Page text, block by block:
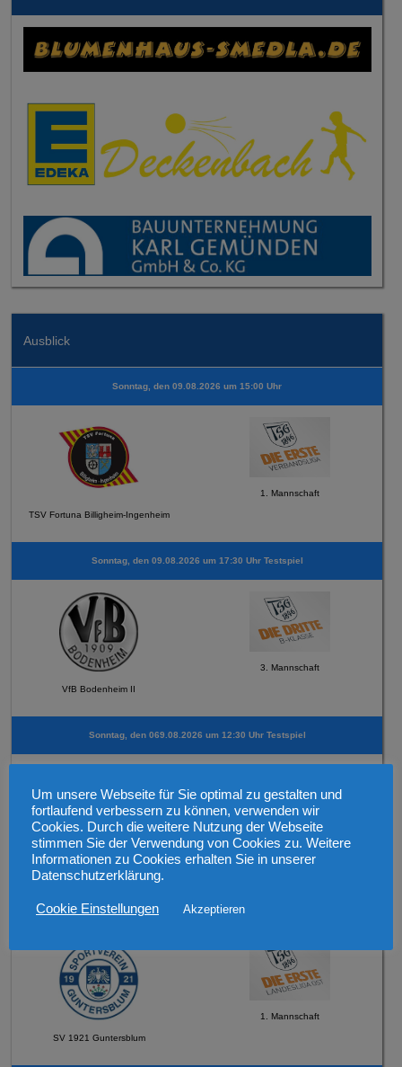
Ausblick
Sonntag, den 09.08.2026 um 15:00 Uhr
TSV Fortuna Billigheim-Ingenheim
1. Mannschaft
Sonntag, den 09.08.2026 um 17:30 Uhr Testspiel
VfB Bodenheim II
3. Mannschaft
Sonntag, den 069.08.2026 um 12:30 Uhr Testspiel
FSV Schneppenhausen
2. Mannschaft
Mittwoch, den 12.08.2026 19:30 Uhr Verbandspokal
SV 1921 Guntersblum
1. Mannschaft
Um unsere Webseite für Sie optimal zu gestalten und
fortlaufend verbessern zu können, verwenden wir
Cookies. Durch die weitere Nutzung der Webseite
stimmen Sie der Verwendung von Cookies zu. Weitere
Informationen zu Cookies erhalten Sie in unserer
Datenschutzerklärung.
Cookie Einstellungen Akzeptieren